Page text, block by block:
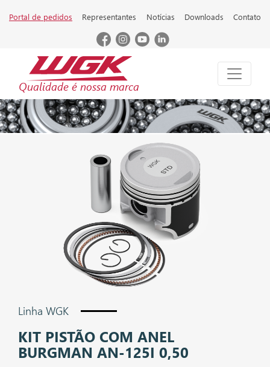
Portal de pedidos Representantes Notícias Downloads Contato
Qualidade é nossa marca
Linha WGK
KIT PISTÃO COM ANEL
BURGMAN AN-125I 0,50